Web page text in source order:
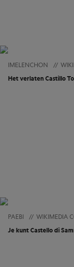
IMELENCHON //
Het verlaten Castillo
PAEBI // WIKIMEDIA
Je kunt Castello di